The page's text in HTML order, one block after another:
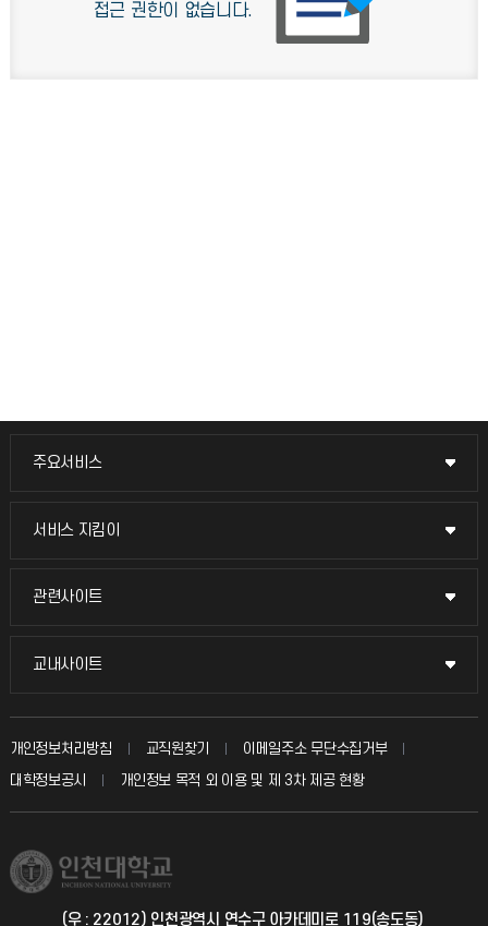
접근 권한이 없습니다.
주요서비스
주요서비스
교무회의방송
입학안내
취업정보(학생)
서비스 지킴이
서비스 지킴이
묻고 답하기
칭찬마당
학생서비스 지킴이
관련사이트
관련사이트
국방헬프콜
총동문회
교내사이트
교내사이트
교수회
교육혁신본부
국제지원과
개인정보처리방침 교직원찾기
이메일주소 무단수집거부
대학정보공시
개인정보 목적 외 이용 및 제 3차 제공 현황
(우 : 22012) 인천광역시 연수구 아카데미로 119(송도동)